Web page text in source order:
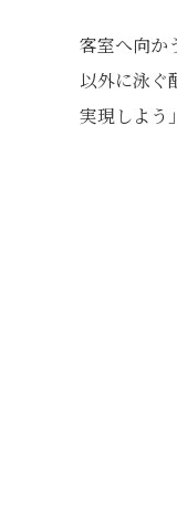
客室へ向か
以外に泳ぐ
実現しよう